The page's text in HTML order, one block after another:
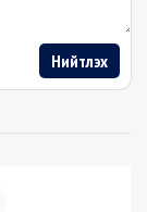
Нийтлэх